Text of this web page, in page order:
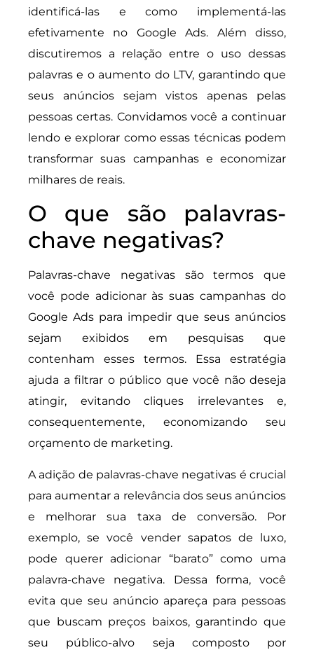
identificá-las e como implementá-las
efetivamente no Google Ads. Além disso,
discutiremos a relação entre o uso dessas
palavras e o aumento do LTV, garantindo que
seus anúncios sejam vistos apenas pelas
pessoas certas. Convidamos você a continuar
lendo e explorar como essas técnicas podem
transformar suas campanhas e economizar
milhares de reais.
O que são palavras-
chave negativas?
Palavras-chave negativas são termos que
você pode adicionar às suas campanhas do
Google Ads para impedir que seus anúncios
sejam exibidos em pesquisas que
contenham esses termos. Essa estratégia
ajuda a filtrar o público que você não deseja
atingir, evitando cliques irrelevantes e,
consequentemente, economizando seu
orçamento de marketing.
A adição de palavras-chave negativas é crucial
para aumentar a relevância dos seus anúncios
e melhorar sua taxa de conversão. Por
exemplo, se você vender sapatos de luxo,
pode querer adicionar “barato” como uma
palavra-chave negativa. Dessa forma, você
evita que seu anúncio apareça para pessoas
que buscam preços baixos, garantindo que
seu público-alvo seja composto por